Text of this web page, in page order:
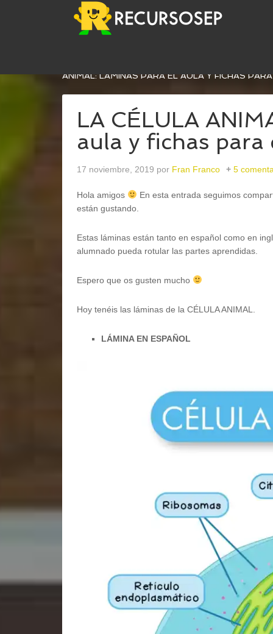
ANIMAL: LÁMINAS PARA EL AULA Y FICHAS
LA CÉLULA
aula y fichas
17 noviembre, 2019 por Fran Franco 5
Hola amigos
En esta entrada seguimos
están gustando.
Estas láminas están tanto en español como en
alumnado pueda rotular las partes aprendidas.
Espero que os gusten mucho
Hoy tenéis las láminas de la CÉLULA ANIMAL.
LÁMINA EN ESPAÑOL